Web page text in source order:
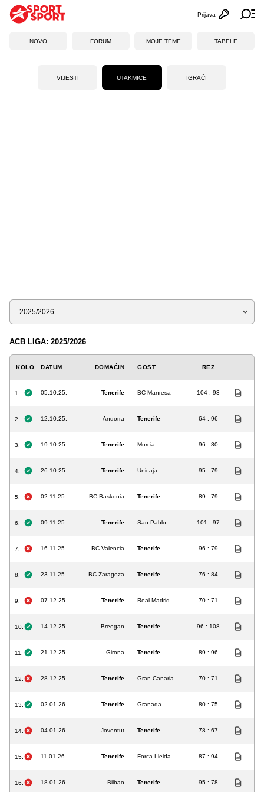
Otvori
Prijava
NOVO FORUM MOJE TEME TABELE
VIJESTI UTAKMICE IGRAČI
Sezona
ACB LIGA: 2025/2026
KOLO DATUM DOMAĆIN GOST REZ
1. 05.10.25. Tenerife - BC Manresa 104 : 93
2. 12.10.25. Andorra - Tenerife 64 : 96
3. 19.10.25. Tenerife - Murcia 96 : 80
4. 26.10.25. Tenerife - Unicaja 95 : 79
5. 02.11.25. BC Baskonia - Tenerife 89 : 79
6. 09.11.25. Tenerife - San Pablo 101 : 97
7. 16.11.25. BC Valencia - Tenerife 96 : 79
8. 23.11.25. BC Zaragoza - Tenerife 76 : 84
9. 07.12.25. Tenerife - Real Madrid 70 : 71
10. 14.12.25. Breogan - Tenerife 96 : 108
11. 21.12.25. Girona - Tenerife 89 : 96
12. 28.12.25. Tenerife - Gran Canaria 70 : 71
13. 02.01.26. Tenerife - Granada 80 : 75
14. 04.01.26. Joventut - Tenerife 78 : 67
15. 11.01.26. Tenerife - Forca Lleida 87 : 94
16. 18.01.26. Bilbao - Tenerife 95 : 78